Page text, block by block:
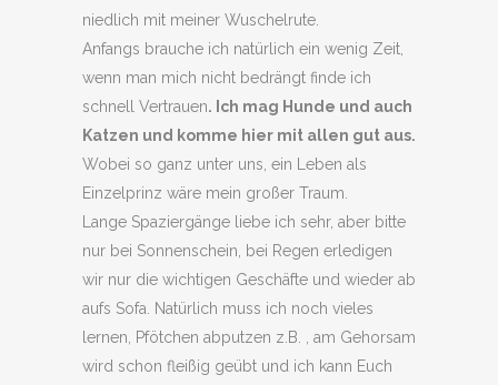
niedlich mit meiner Wuschelrute.
Anfangs brauche ich natürlich ein wenig Zeit,
wenn man mich nicht bedrängt finde ich
schnell Vertrauen. Ich mag Hunde und auch
Katzen und komme hier mit allen gut aus.
Wobei so ganz unter uns, ein Leben als
Einzelprinz wäre mein großer Traum.
Lange Spaziergänge liebe ich sehr, aber bitte
nur bei Sonnenschein, bei Regen erledigen
wir nur die wichtigen Geschäfte und wieder ab
aufs Sofa. Natürlich muss ich noch vieles
lernen, Pfötchen abputzen z.B. , am Gehorsam
wird schon fleißig geübt und ich kann Euch